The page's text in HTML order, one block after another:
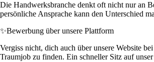
Die Handwerksbranche denkt oft nicht nur an
persönliche Ansprache kann den Unterschied
✨Bewerbung über unsere Plattform
Vergiss nicht, dich auch über unsere Website
Traumjob zu finden. Ein schneller Sitz auf